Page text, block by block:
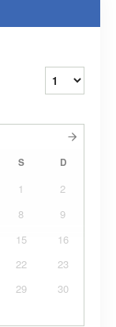
S D
1
2
8
9
15
16
22
23
29
30